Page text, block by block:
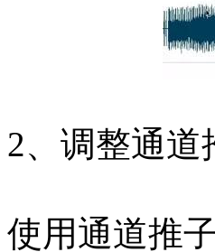
2、调整通道
使用通道推